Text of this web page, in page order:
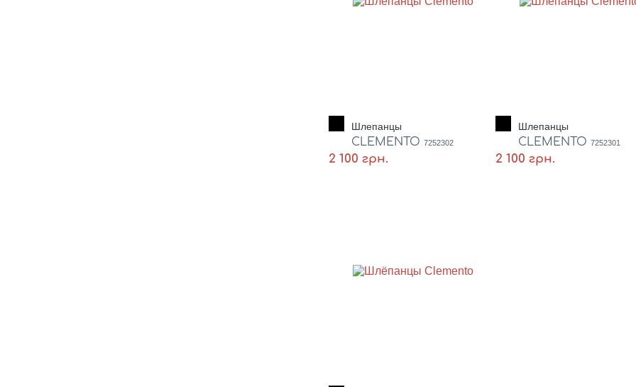
Шлепанцы
CLEMENTO 7252302
2 100 грн.
Шлепанцы
CLEMENTO 7252301
2 100 грн.